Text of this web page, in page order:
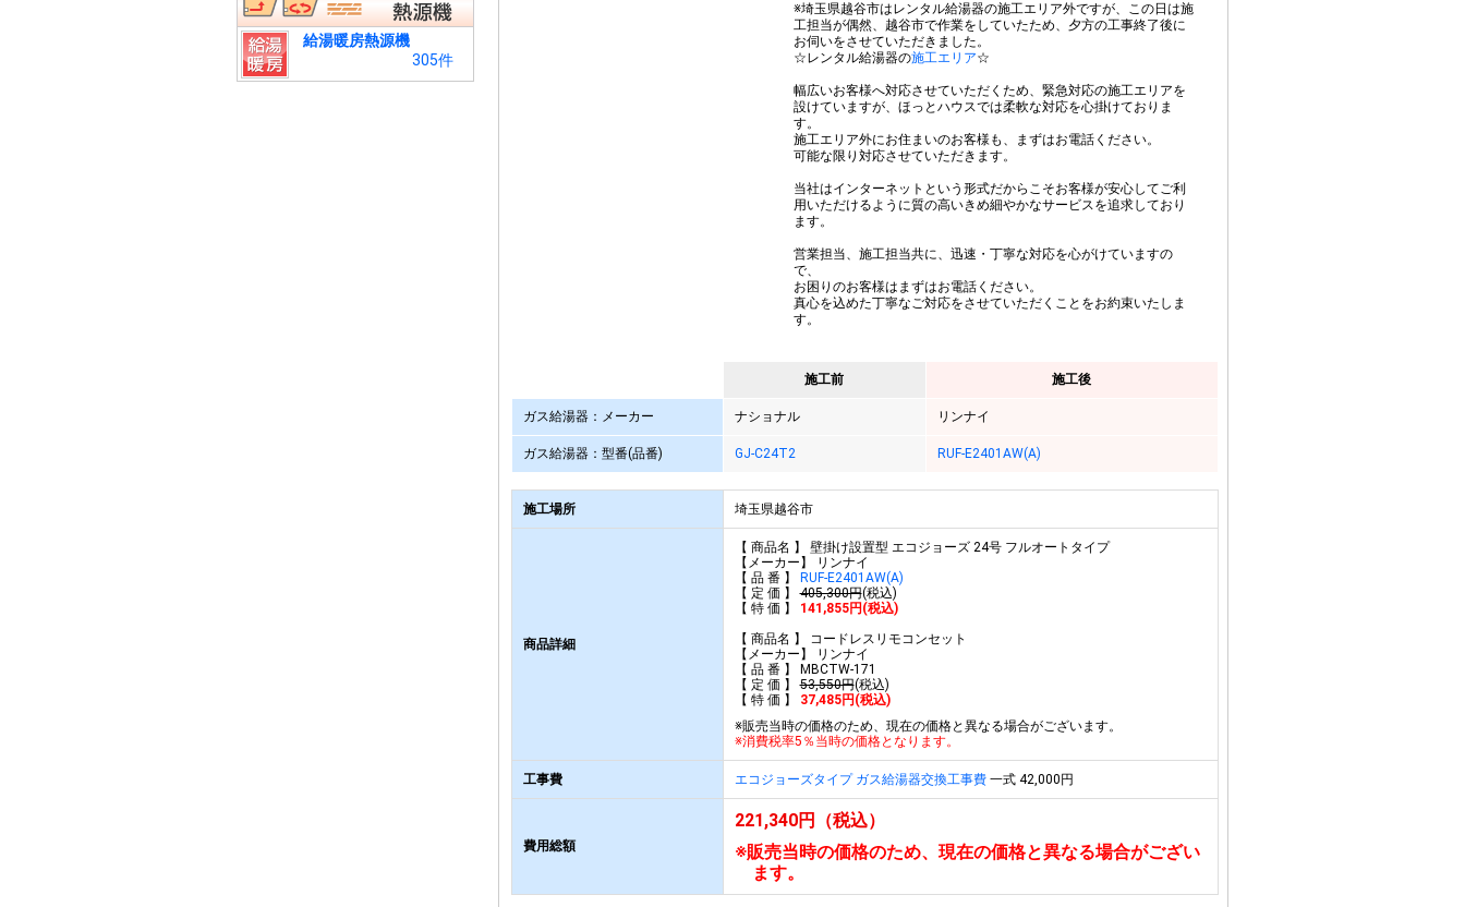
給湯暖房熱源機
305件
※埼玉県越谷市はレンタル給湯器の施工エリア外ですが、この日は施
工担当が偶然、越谷市で作業をしていたため、夕方の工事終了後に
お伺いをさせていただきました。
☆レンタル給湯器の施工エリア☆
幅広いお客様へ対応させていただくため、緊急対応の施工エリアを
設けていますが、ほっとハウスでは柔軟な対応を心掛けておりま
す。
施工エリア外にお住まいのお客様も、まずはお電話ください。
可能な限り対応させていただきます。
当社はインターネットという形式だからこそお客様が安心してご利
用いただけるように質の高いきめ細やかなサービスを追求しており
ます。
営業担当、施工担当共に、迅速・丁寧な対応を心がけていますの
で、
お困りのお客様はまずはお電話ください。
真心を込めた丁寧なご対応をさせていただくことをお約束いたしま
す。
施工前 施工後
ガス給湯器：メーカー ナショナル リンナイ
ガス給湯器：型番(品番) GJ-C24T2 RUF-E2401AW(A)
施工場所 埼玉県越谷市
商品詳細
【 商品名 】 壁掛け設置型 エコジョーズ 24号 フルオートタイプ
【メーカー】 リンナイ
【 品 番 】
RUF-E2401AW(A)
【 定 価 】405,300円(税込)
【 特 価 】
141,855円(税込)
【 商品名 】 コードレスリモコンセット
【メーカー】 リンナイ
【 品 番 】 MBCTW-171
【 定 価 】53,550円(税込)
【 特 価 】
37,485円(税込)
※販売当時の価格のため、現在の価格と異なる場合がございます。
※消費税率5％当時の価格となります。
工事費 エコジョーズタイプ ガス給湯器交換工事費一式 42,000円
費用総額
221,340円（税込）
※販売当時の価格のため、現在の価格と異なる場合がござい
ます。